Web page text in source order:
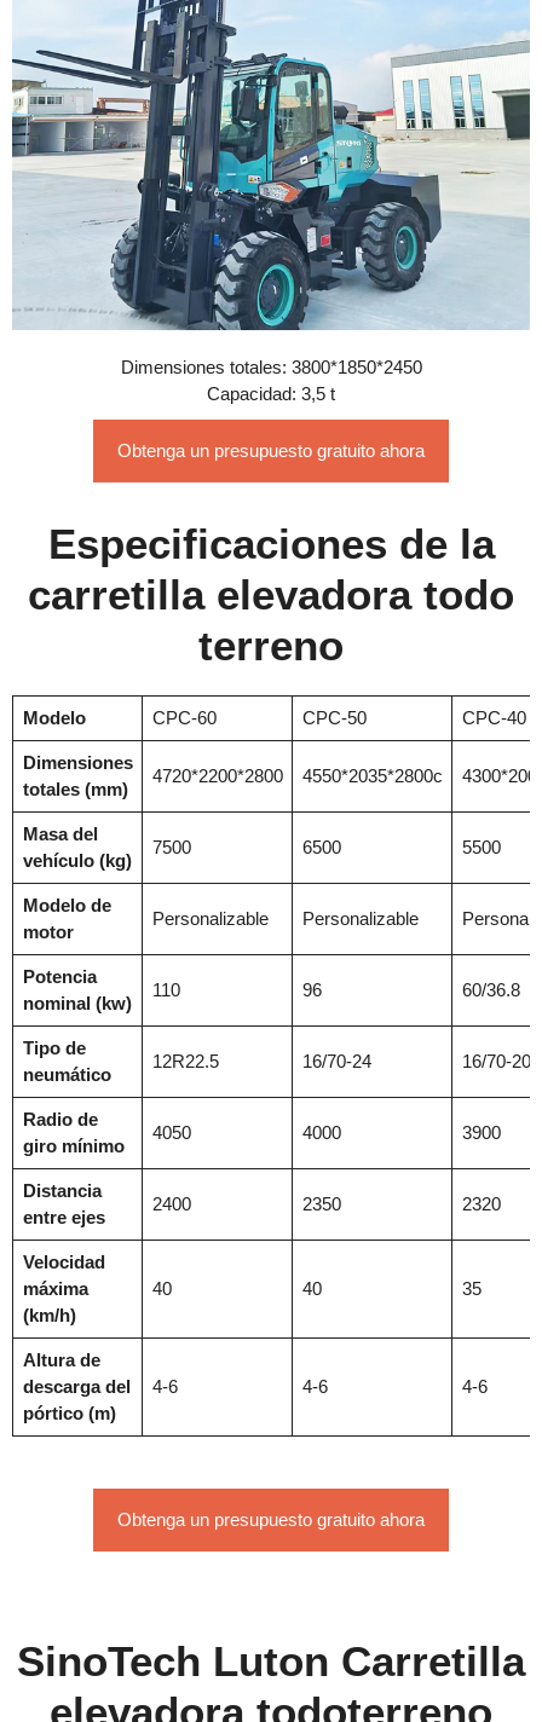
Dimensiones totales: 3800*1850*2450
Capacidad: 3,5 t
Obtenga un presupuesto gratuito ahora
Especificaciones de la
carretilla elevadora todo
terreno
Modelo CPC-60 CPC-50 CPC-40
Dimensiones
totales (mm)
4720*2200*2800 4550*2035*2800c
Masa del
vehículo (kg)
7500 6500 5500
Modelo de
motor
Personalizable Personalizable
Potencia
nominal (kw)
110 96 60/36.8
Tipo de
neumático
12R22.5 16/70-24 16/70-20
Radio de
giro mínimo
4050 4000 3900
Distancia
entre ejes
2400 2350 2320
Velocidad
máxima
(km/h)
40 40 35
Altura de
descarga del
pórtico (m)
4-6 4-6 4-6
Obtenga un presupuesto gratuito ahora
SinoTech Luton Carretilla
elevadora todoterreno